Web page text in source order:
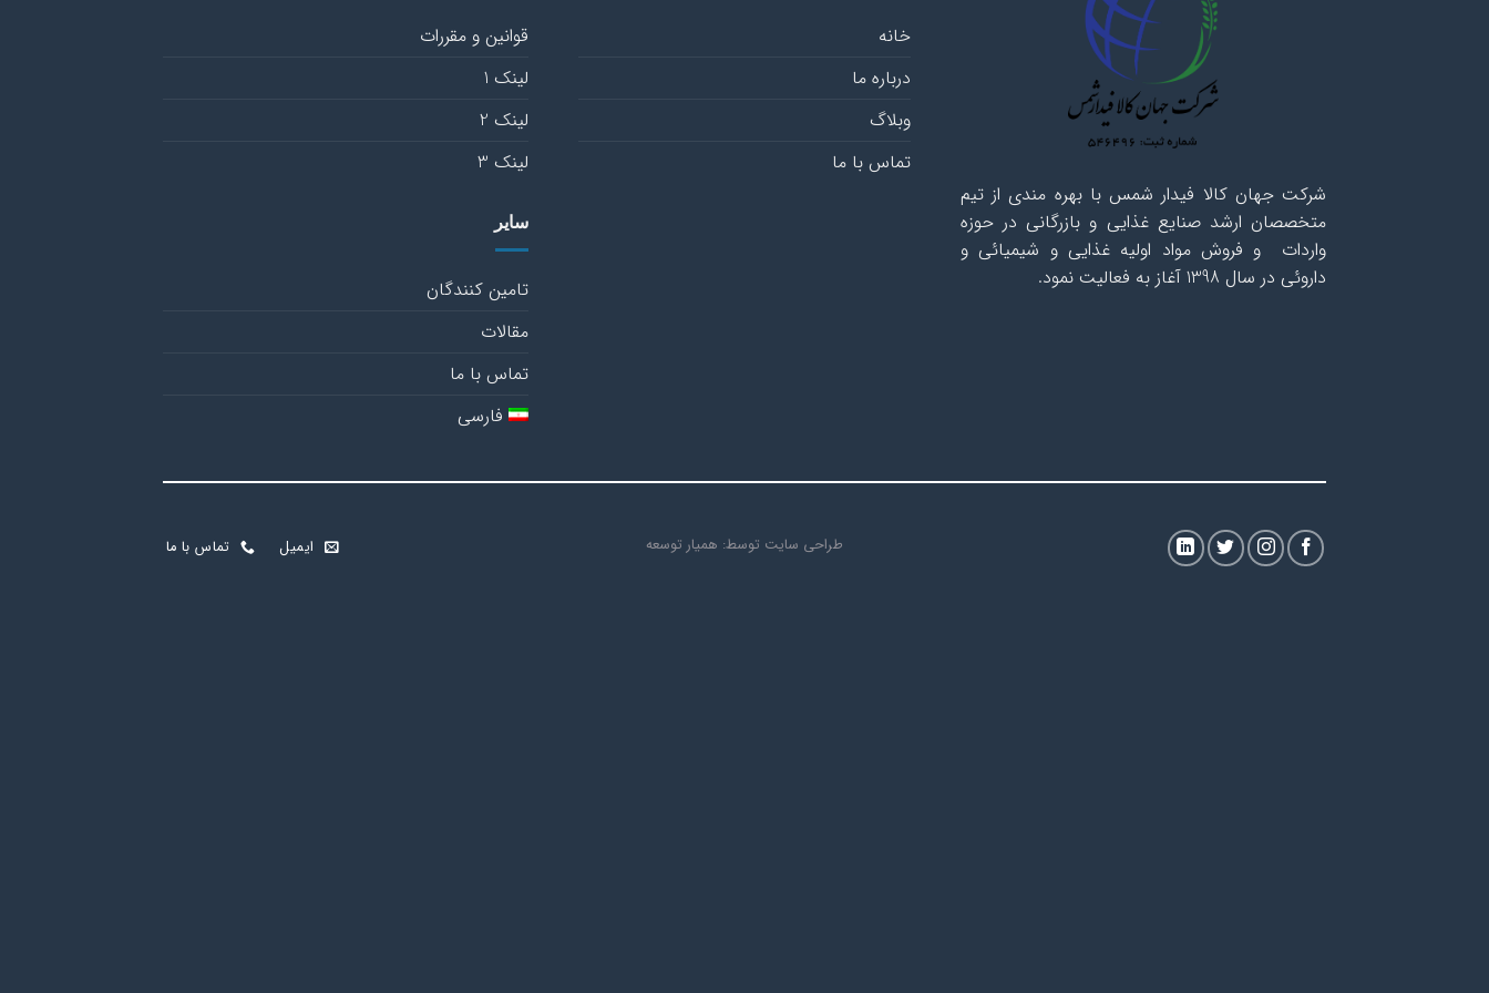
شرکت جهان کالا فیدار شمس با بهره مندی از تیم
متخصصان ارشد صنایع غذایی و بازرگانی در حوزه
واردات و فروش مواد اولیه غذایی و شیمیائی و
داروئی در سال 1398 آغاز به فعالیت نمود.
خانه
درباره ما
وبلاگ
تماس با ما
قوانین و مقررات
لینک 1
لینک 2
لینک 3
سایر
تامین کنندگان
مقالات
تماس با ما
فارسی
طراحی سایت توسط: همیار توسعه ایمیل تماس با ما